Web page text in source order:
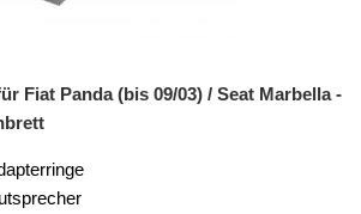
Fiat Panda (bis 09/03) / Seat Marbella -